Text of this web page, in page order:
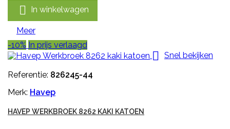
 In winkelwagen
Meer
-10% In prijs verlaagd
 Snel bekijken
Referentie: 826245-44
Merk: Havep
HAVEP WERKBROEK 8262 KAKI KATOEN